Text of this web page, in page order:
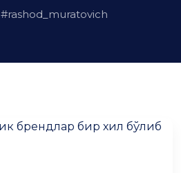
#rashod_muratovich